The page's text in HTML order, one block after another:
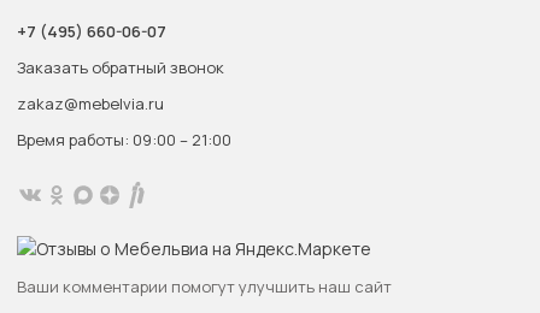
+7 (495) 660-06-07
Заказать обратный звонок
zakaz@mebelvia.ru
Время работы: 09:00 – 21:00
Ваши комментарии помогут улучшить наш сайт